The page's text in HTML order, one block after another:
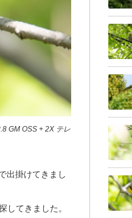
GM OSS + 2X テレ
出掛けてきまし
してきました。